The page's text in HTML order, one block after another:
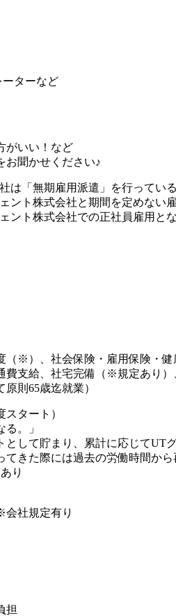
ターなど
がいい！など
お聞かせください♪
は「無期雇用派遣」を行っている
ント株式会社と期間を定めない
ント株式会社での正社員雇用と
（※）、社会保険・雇用保険・
費支給、社宅完備（※規定あり
則65歳迄就業）
タート）
る。」
として貯まり、累計に応じてUT
てきた際には過去の労働時間か
り
会社規定有り
担